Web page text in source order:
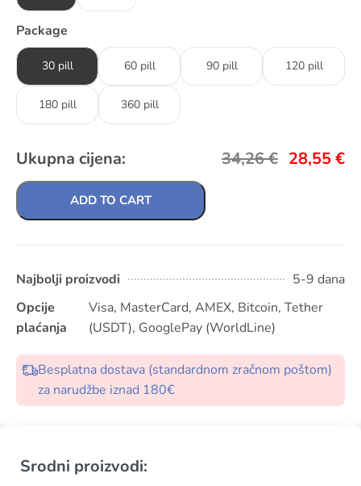
Package
30 pill 60 pill 90 pill 120 pill
180 pill 360 pill
Ukupna cijena: 34,26€ 28,55€
ADD TO CART
Najbolji proizvodi
5-9 dana
Opcije
plaćanja
Visa, MasterCard, AMEX, Bitcoin, Tether
(USDT), GooglePay (WorldLine)
Besplatna dostava (standardnom zračnom poštom)
za narudžbe iznad 180€
Srodni proizvodi: